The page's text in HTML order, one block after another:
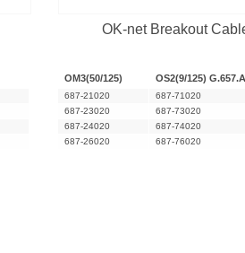
OK-net Breakout
OM3(50/125) OS2(9/125)
687-21020
687-71020
687-23020
687-73020
687-24020
687-74020
687-26020
687-76020